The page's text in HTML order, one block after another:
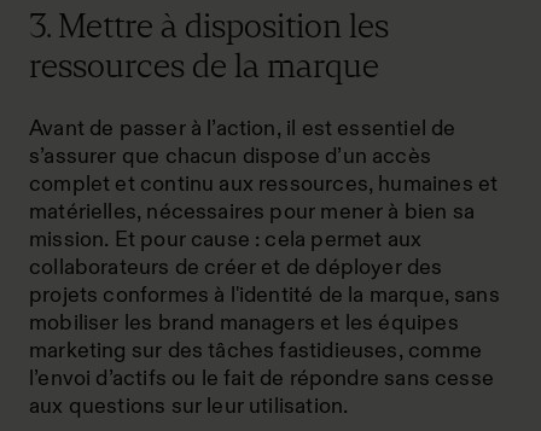
3. Mettre à disposition les
ressources de la marque
Avant de passer à l’action, il est essentiel de
s’assurer que chacun dispose d’un accès
complet et continu aux ressources, humaines et
matérielles, nécessaires pour mener à bien sa
mission. Et pour cause : cela permet aux
collaborateurs de créer et de déployer des
projets conformes à l'identité de la marque, sans
mobiliser les brand managers et les équipes
marketing sur des tâches fastidieuses, comme
l’envoi d’actifs ou le fait de répondre sans cesse
aux questions sur leur utilisation.